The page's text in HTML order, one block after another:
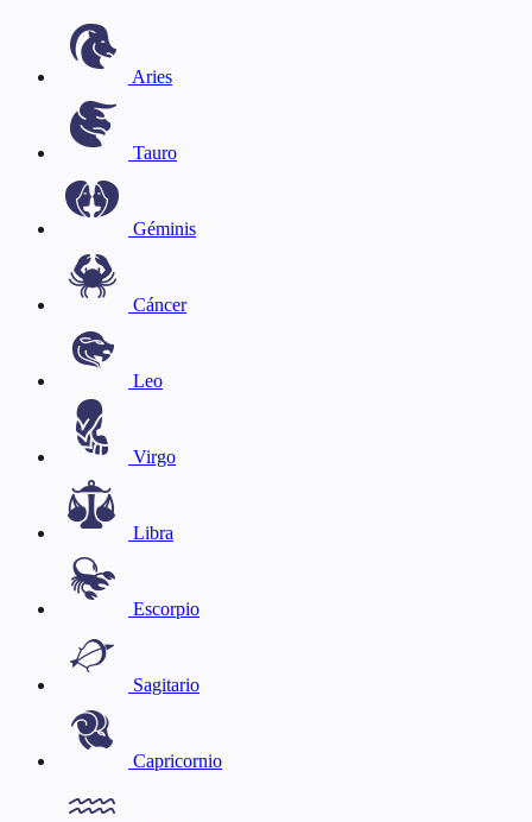
Aries
Tauro
Géminis
Cáncer
Leo
Virgo
Libra
Escorpio
Sagitario
Capricornio